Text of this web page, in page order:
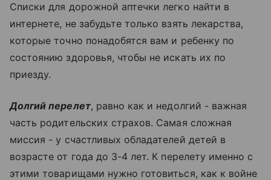
Списки для дорожной аптечки легко найти в
интернете, не забудьте только взять лекарства,
которые точно понадобятся вам и ребенку по
состоянию здоровья, чтобы не искать их по
приезду.
Долгий перелет, равно как и недолгий - важная
часть родительских страхов. Самая сложная
миссия - у счастливых обладателей детей в
возрасте от года до 3-4 лет. К перелету именно с
этими товарищами нужно готовиться, как к войне